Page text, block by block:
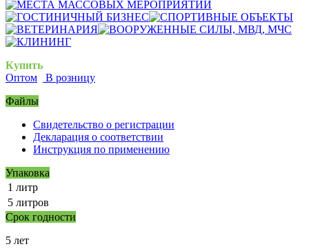
Купить
Оптом
В розницу
Файлы
Свидетельство о регистрации
Декларация о соответствии
Инструкция по применению
Упаковка
1 литр
5 литров
Срок годности
5 лет